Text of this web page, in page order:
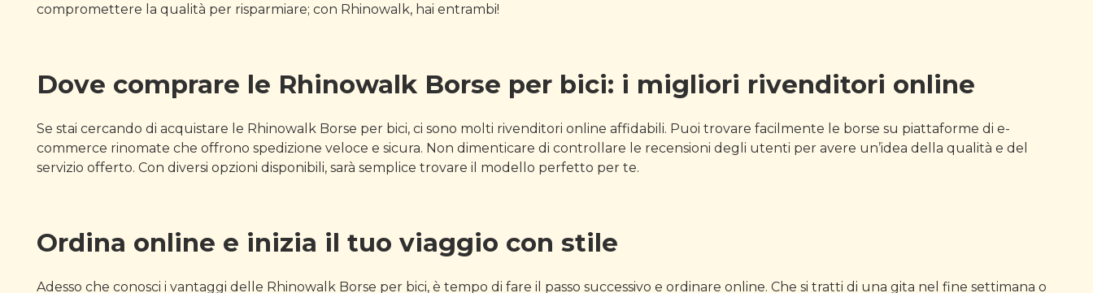
compromettere la qualità per risparmiare; con Rhinowalk, hai entrambi!
Dove comprare le Rhinowalk Borse per bici: i migliori rivenditori online
Se stai cercando di acquistare le Rhinowalk Borse per bici, ci sono molti rivenditori online affidabili. Puoi trovare facilmente le borse su piattaforme di e-
commerce rinomate che offrono spedizione veloce e sicura. Non dimenticare di controllare le recensioni degli utenti per avere un’idea della qualità e del
servizio offerto. Con diversi opzioni disponibili, sarà semplice trovare il modello perfetto per te.
Ordina online e inizia il tuo viaggio con stile
Adesso che conosci i vantaggi delle Rhinowalk Borse per bici, è tempo di fare il passo successivo e ordinare online. Che si tratti di una gita nel fine settimana o